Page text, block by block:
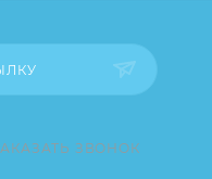
ЗВОНОК